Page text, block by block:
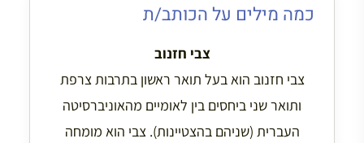
כמה מילים על הכותב/ת
צבי חזנוב
צבי חזנוב הוא בעל תואר ראשון בתרבות צרפת
ותואר שני ביחסים בין לאומיים מהאוניברסיטה
העברית (שניהם בהצטיינות). צבי הוא מומחה